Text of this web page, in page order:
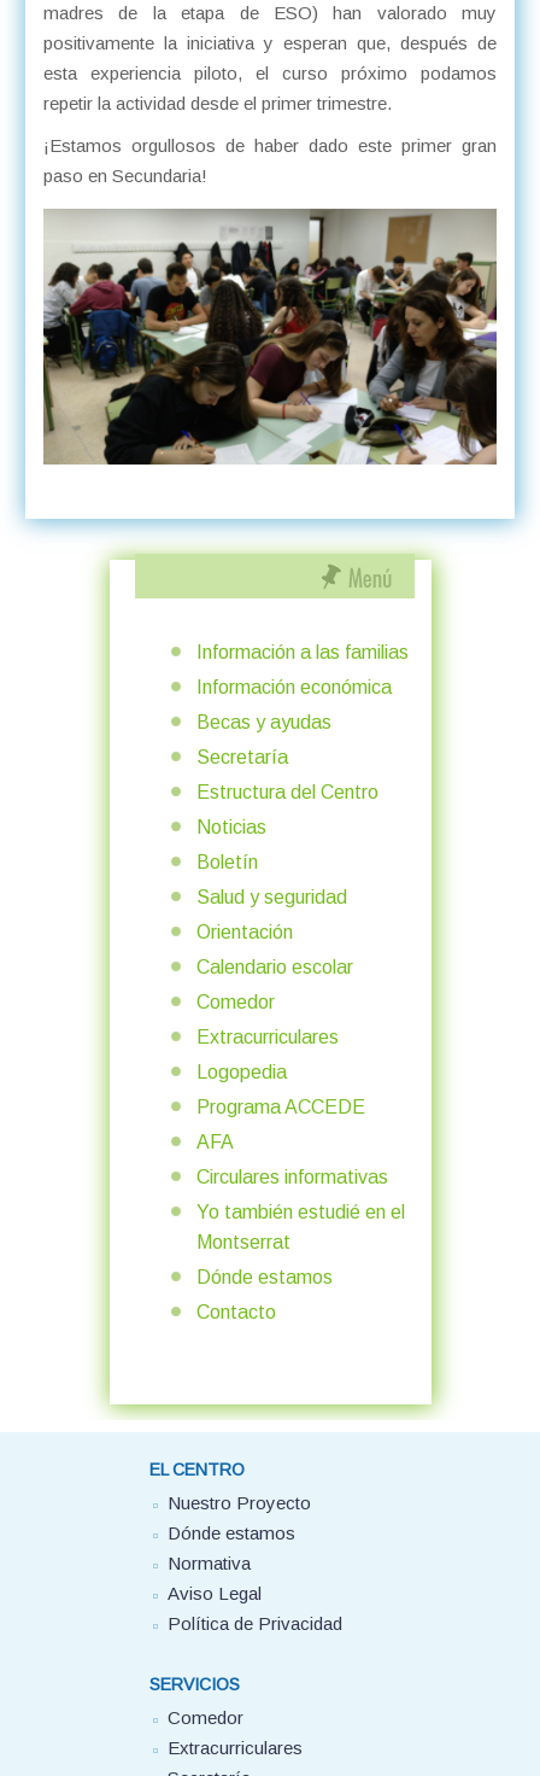
madres de la etapa de ESO) han valorado muy
positivamente la iniciativa y esperan que, después de
esta experiencia piloto, el curso próximo podamos
repetir la actividad desde el primer trimestre.
¡Estamos orgullosos de haber dado este primer gran
paso en Secundaria!
Información a las familias
Información económica
Becas y ayudas
Secretaría
Estructura del Centro
Noticias
Boletín
Salud y seguridad
Orientación
Calendario escolar
Comedor
Extracurriculares
Logopedia
Programa ACCEDE
AFA
Circulares informativas
Yo también estudié en el
Montserrat
Dónde estamos
Contacto
EL CENTRO
Nuestro Proyecto
Dónde estamos
Normativa
Aviso Legal
Política de Privacidad
SERVICIOS
Comedor
Extracurriculares